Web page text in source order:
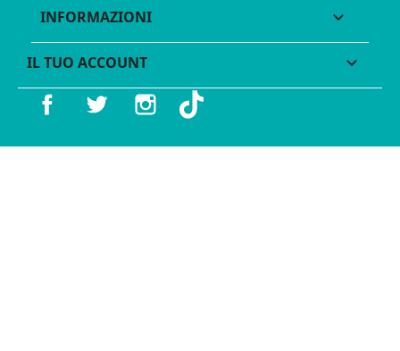
INFORMAZIONI 
IL TUO ACCOUNT 
Facebook Twitter Instagram